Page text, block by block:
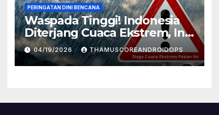
PERINGATAN DINI BENCANA
Waspada Tinggi! Indonesia
Diterjang Cuaca Ekstrem, Ini
Daftar Daerah Rawan
04/19/2026 THAMUSCOREANDROIDOPS